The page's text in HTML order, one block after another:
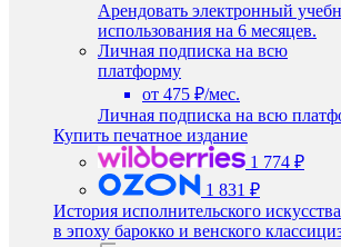
Арендовать электронный
использования на 6 месяцев.
Личная подписка на всю
платформу
от 475 ₽/мес.
Личная подписка на всю
Купить печатное издание
1 774 ₽
1 831 ₽
История исполнительского
в эпоху барокко и венского